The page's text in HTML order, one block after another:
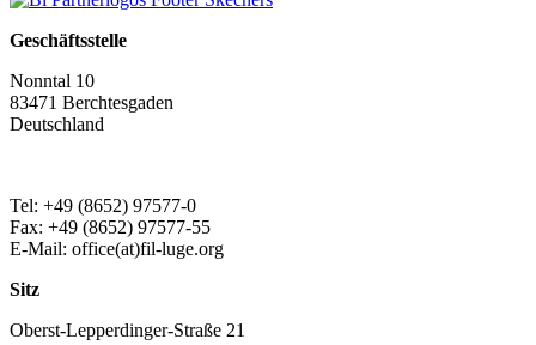
Geschäftsstelle
Nonntal 10
83471 Berchtesgaden
Deutschland
Tel: +49 (8652) 97577-0
Fax: +49 (8652) 97577-55
E-Mail: office(at)fil-luge.org
Sitz
Oberst-Lepperdinger-Straße 21